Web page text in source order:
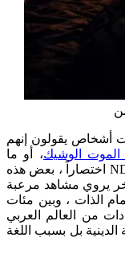
أشخاص يقولون إنهم
الوشيك، أو ما
يعرف عالمياً بـ Near Death Experience أو NDE اختصاراً ، بعض هذه
يروي مشاهد مرعبة
الذات ، وبين مئات
من العالم العربي
بل بسبب اللغة